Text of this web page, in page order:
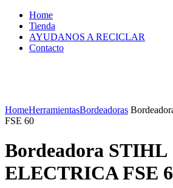
Home
Tienda
AYUDANOS A RECICLAR
Contacto
HomeHerramientasBordeadoras
FSE 60
Bordeadora STIHL
ELECTRICA FSE